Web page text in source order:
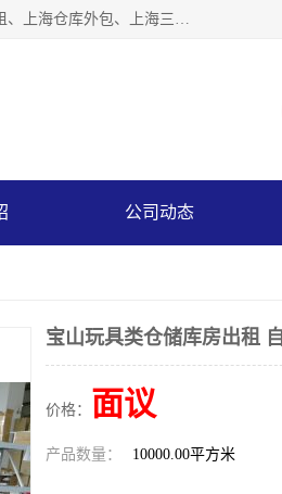
上海星力仓储服务有限公司从事：上海仓储服务、上海仓储库房、上海仓库代运营、上海仓库对外出租、上海仓库外包、上海三方仓储、上海电商仓储代发、上海电商代发货仓库、上海托管仓库、上海仓储配送。上海星力仓储服务有限公司现在拥有100个分仓、10万余平方的标准库房，精炼员工几百名，与几千家客户合作，公司已跻身上海仓储行业前列。欢迎来电咨询！
公司动态
宝山玩具类仓储库房出租
价格： 面议
产品数量： 10000.00平方米